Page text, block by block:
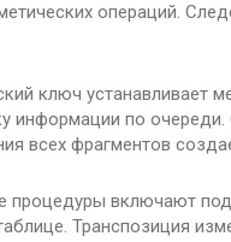
операций.
ключ устанавливает
информации по
всех фрагментов
процедуры включают
Транспозиция